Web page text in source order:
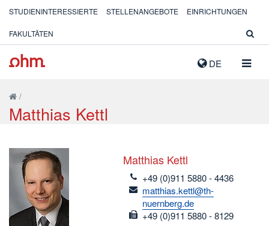
DE
STUDIENINTERESSIERTE STELLENANGEBOTE EINRICHTUNGEN
FAKULTÄTEN
/
Matthias Kettl
Matthias Kettl
telefon
+49 (0)911 5880 - 4436
email
matthias.kettl@th-
nuernberg.de
fax
+49 (0)911 5880 - 8129